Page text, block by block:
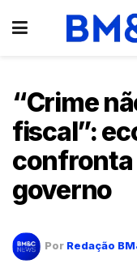
“Crime
fiscal”:
confronta
governo
Por Redação